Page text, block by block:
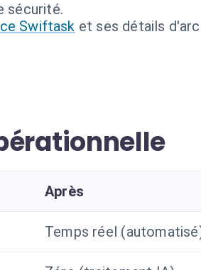
sécurité.
Swiftask et ses détails
Après
Temps réel